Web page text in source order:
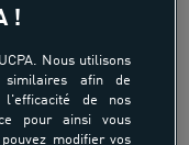
à monter en selle !
loisir ou
ambiance
!
Nous utilisons
similaires afin de
l'efficacité de nos
pour ainsi vous
modifier vos